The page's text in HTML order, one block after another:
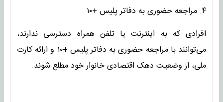
۴. مراجعه حضوری به دفاتر پلیس +۱۰
افرادی که به اینترنت یا تلفن همراه دسترسی ندارند،
می‌توانند با مراجعه حضوری به دفاتر پلیس +۱۰ و ارائه کارت
ملی، از وضعیت دهک اقتصادی خانوار خود مطلع شوند.